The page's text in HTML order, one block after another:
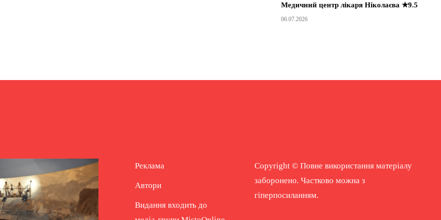
Медичний центр лікаря Ніколаєва ★9.5
06.07.2026
Реклама
Автори
Видання входить до
Copyright © Повне використання матеріалу
заборонено. Частково можна з
гіперпосиланням.